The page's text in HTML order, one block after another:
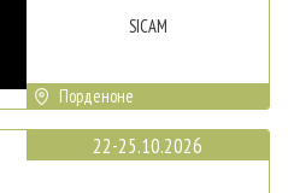
SICAM
Порденоне
22-25.10.2026